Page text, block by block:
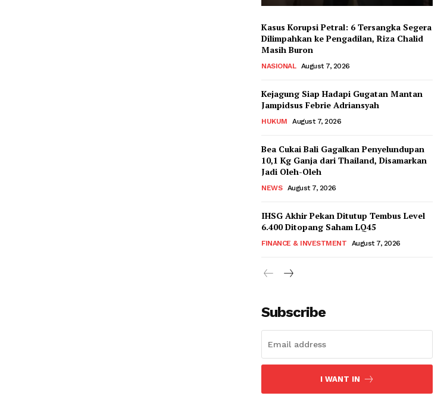
Kasus Korupsi Petral: 6 Tersangka Segera
Dilimpahkan ke Pengadilan, Riza Chalid
Masih Buron
NASIONAL August 7, 2026
Kejagung Siap Hadapi Gugatan Mantan
Jampidsus Febrie Adriansyah
HUKUM August 7, 2026
Bea Cukai Bali Gagalkan Penyelundupan
10,1 Kg Ganja dari Thailand, Disamarkan
Jadi Oleh-Oleh
NEWS August 7, 2026
IHSG Akhir Pekan Ditutup Tembus Level
6.400 Ditopang Saham LQ45
FINANCE & INVESTMENT August 7, 2026
Subscribe
I WANT IN